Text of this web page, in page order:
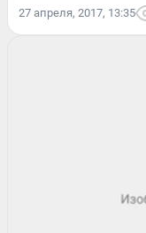
27 апреля, 2017, 13:35